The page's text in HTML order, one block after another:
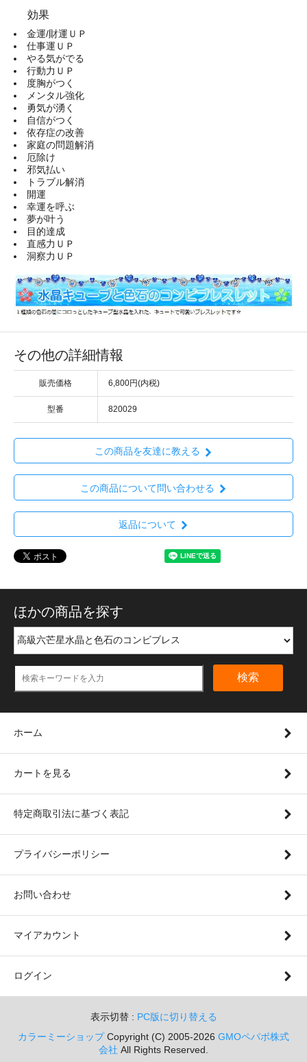
効果
金運/財運ＵＰ
仕事運ＵＰ
やる気がでる
行動力ＵＰ
度胸がつく
メンタル強化
勇気が湧く
自信がつく
依存症の改善
家庭の問題解消
厄除け
邪気払い
トラブル解消
開運
幸運を呼ぶ
夢が叶う
目的達成
直感力ＵＰ
洞察力ＵＰ
その他の詳細情報
販売価格 6,800円(内税)
型番 820029
この商品を友達に教える
この商品について問い合わせる
返品について
ほかの商品を探す
検索
ホーム
カートを見る
特定商取引法に基づく表記
プライバシーポリシー
お問い合わせ
マイアカウント
ログイン
表示切替 : PC版に切り替える
カラーミーショップCopyright (C) 2005-2026 GMOペパボ株式
会社 All Rights Reserved.